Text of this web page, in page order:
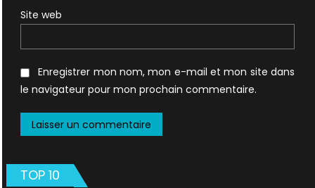
Site web
Enregistrer mon nom, mon e-mail et mon site dans
le navigateur pour mon prochain commentaire.
TOP 10